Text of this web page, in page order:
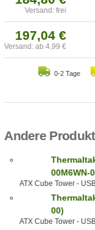
Versand: frei
197,04 €
Versand: ab 4,99 €
0-2 Tage
Andere
00M6WN-
ATX Cube Tower -
00)
ATX Cube Tower -